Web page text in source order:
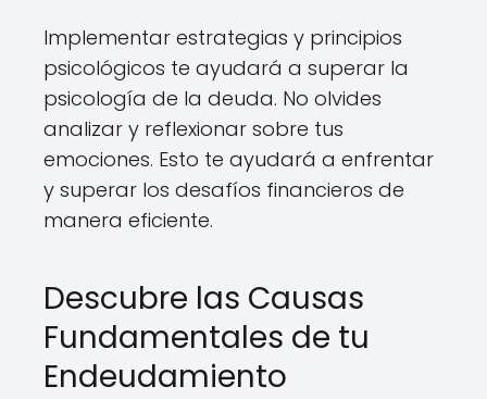
Implementar estrategias y principios
psicológicos te ayudará a superar la
psicología de la deuda. No olvides
analizar y reflexionar sobre tus
emociones. Esto te ayudará a enfrentar
y superar los desafíos financieros de
manera eficiente.
Descubre las Causas
Fundamentales de tu
Endeudamiento